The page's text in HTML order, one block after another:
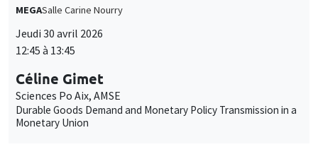
MEGASalle Carine Nourry
Jeudi 30 avril 2026
12:45 à 13:45
Céline Gimet
Sciences Po Aix, AMSE
Durable Goods Demand and Monetary Policy Transmission in a
Monetary Union